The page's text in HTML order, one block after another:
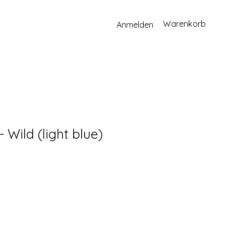
Warenkorb
Anmelden
Wild (light blue)